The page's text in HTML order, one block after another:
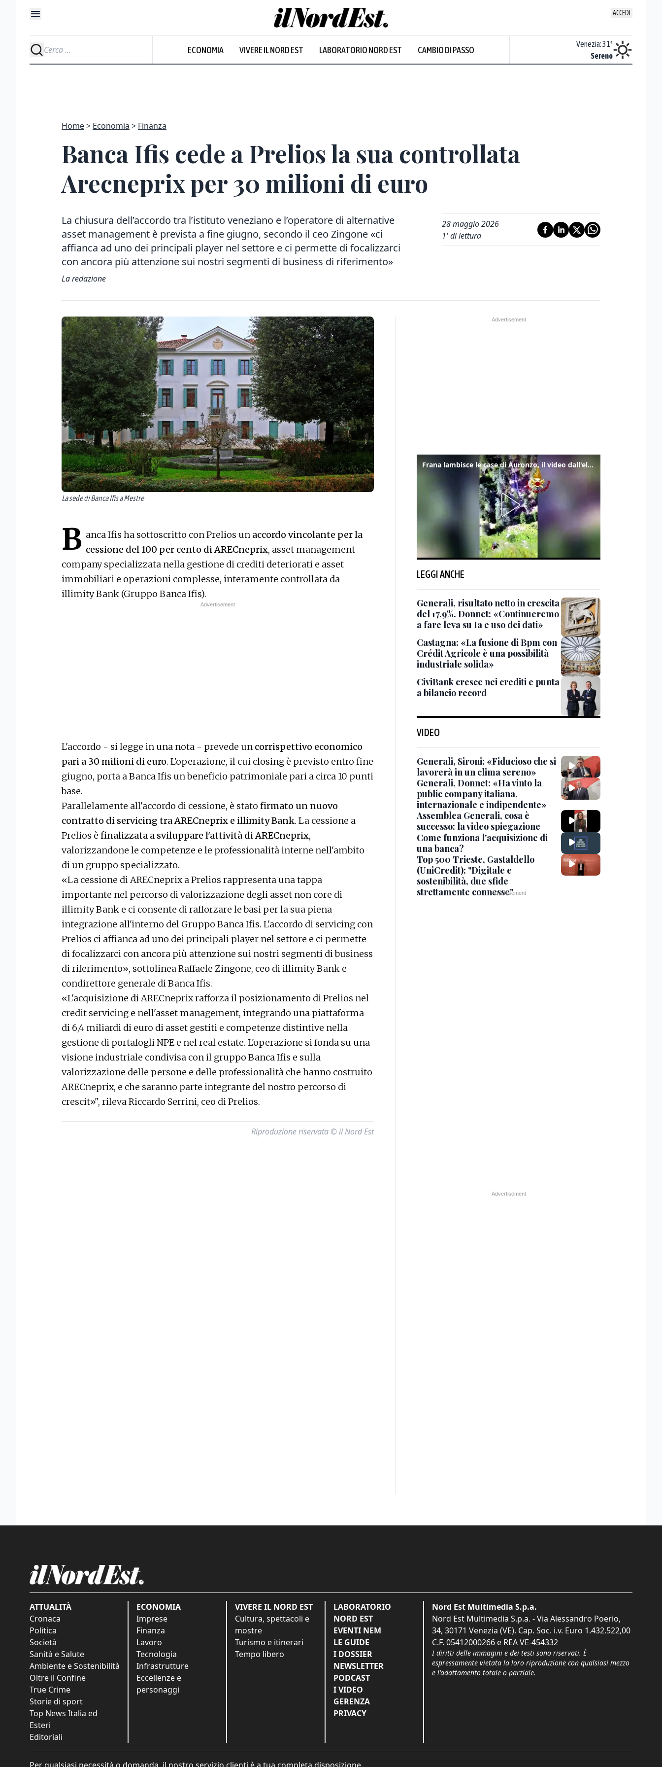
ACCEDI
ECONOMIA VIVERE IL NORD EST LABORATORIO NORD EST CAMBIO DI PASSO
Prevalentemente soleggiato
Venezia:31°
Sereno
Home Economia Finanza
Banca Ifis cede a Prelios la sua controllata
Arecneprix per 30 milioni di euro
La chiusura dell’accordo tra l’istituto veneziano e l’operatore di alternative
asset management è prevista a fine giugno, secondo il ceo Zingone «ci
affianca ad uno dei principali player nel settore e ci permette di focalizzarci
con ancora più attenzione sui nostri segmenti di business di riferimento»
La redazione
28 maggio 2026
1' di lettura
La sede di Banca Ifis a Mestre
B anca Ifis ha sottoscritto con Prelios un accordo vincolante per la
cessione del 100 per cento di ARECneprix, asset management
company specializzata nella gestione di crediti deteriorati e asset
immobiliari e operazioni complesse, interamente controllata da
illimity Bank (Gruppo Banca Ifis).
L'accordo - si legge in una nota - prevede un corrispettivo economico
pari a 30 milioni di euro. L'operazione, il cui closing è previsto entro fine
giugno, porta a Banca Ifis un beneficio patrimoniale pari a circa 10 punti
base.
Parallelamente all'accordo di cessione, è stato firmato un nuovo
contratto di servicing tra ARECneprix e illimity Bank. La cessione a
Prelios è finalizzata a sviluppare l'attività di ARECneprix,
valorizzandone le competenze e le professionalità interne nell'ambito
di un gruppo specializzato.
«La cessione di ARECneprix a Prelios rappresenta una tappa
importante nel percorso di valorizzazione degli asset non core di
illimity Bank e ci consente di rafforzare le basi per la sua piena
integrazione all'interno del Gruppo Banca Ifis. L'accordo di servicing con
Prelios ci affianca ad uno dei principali player nel settore e ci permette
di focalizzarci con ancora più attenzione sui nostri segmenti di business
di riferimento», sottolinea Raffaele Zingone, ceo di illimity Bank e
condirettore generale di Banca Ifis.
«L'acquisizione di ARECneprix rafforza il posizionamento di Prelios nel
credit servicing e nell'asset management, integrando una piattaforma
di 6,4 miliardi di euro di asset gestiti e competenze distintive nella
gestione di portafogli NPE e nel real estate. L'operazione si fonda su una
visione industriale condivisa con il gruppo Banca Ifis e sulla
valorizzazione delle persone e delle professionalità che hanno costruito
ARECneprix, e che saranno parte integrante del nostro percorso di
crescit»", rileva Riccardo Serrini, ceo di Prelios.
Riproduzione riservata © il Nord Est
Frana lambisce le case di Auronzo, il video dall'elicottero dei vigili del fuoco
LEGGI ANCHE
Generali, risultato netto in crescita
del 17,9%. Donnet: «Continueremo
a fare leva su Ia e uso dei dati»
Castagna: «La fusione di Bpm con
Crédit Agricole è una possibilità
industriale solida»
CiviBank cresce nei crediti e punta
a bilancio record
VIDEO
Generali, Sironi: «Fiducioso che si
lavorerà in un clima sereno»
Generali, Donnet: «Ha vinto la
public company italiana,
internazionale e indipendente»
Assemblea Generali, cosa è
successo: la video spiegazione
Come funziona l'acquisizione di
una banca?
Top 500 Trieste, Gastaldello
(UniCredit): "Digitale e
sostenibilità, due sfide
strettamente connesse"
ATTUALITÀ
Cronaca
Politica
Società
Sanità e Salute
Ambiente e Sostenibilità
Oltre il Confine
True Crime
Storie di sport
Top News Italia ed
Esteri
Editoriali
ECONOMIA
Imprese
Finanza
Lavoro
Tecnologia
Infrastrutture
Eccellenze e
personaggi
VIVERE IL NORD EST
Cultura, spettacoli e
mostre
Turismo e itinerari
Tempo libero
LABORATORIO
NORD EST
EVENTI NEM
LE GUIDE
I DOSSIER
NEWSLETTER
PODCAST
I VIDEO
GERENZA
PRIVACY
Nord Est Multimedia S.p.a.
Nord Est Multimedia S.p.a. - Via Alessandro Poerio,
34, 30171 Venezia (VE). Cap. Soc. i.v. Euro 1.432.522,00
C.F. 05412000266 e REA VE-454332
I diritti delle immagini e dei testi sono riservati. È
espressamente vietata la loro riproduzione con qualsiasi mezzo
e l'adattamento totale o parziale.